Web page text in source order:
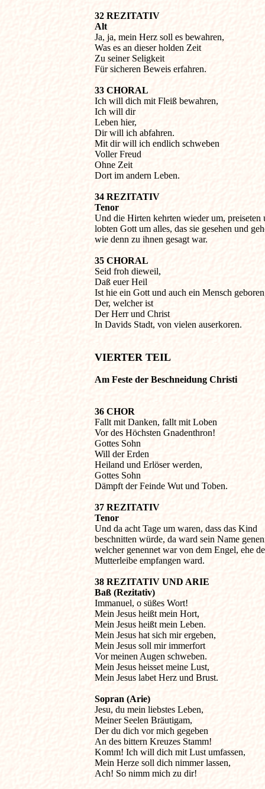
32 REZITATIV
Alt
Ja, ja, mein Herz soll es bewahren,
Was es an dieser holden Zeit
Zu seiner Seligkeit
Für sicheren Beweis erfahren.
33 CHORAL
Ich will dich mit Fleiß bewahren,
Ich will dir
Leben hier,
Dir will ich abfahren.
Mit dir will ich endlich schweben
Voller Freud
Ohne Zeit
Dort im andern Leben.
34 REZITATIV
Tenor
Und die Hirten kehrten wieder um, preiseten
lobten Gott um alles, das sie gesehen und
wie denn zu ihnen gesagt war.
35 CHORAL
Seid froh dieweil,
Daß euer Heil
Ist hie ein Gott und auch ein Mensch
Der, welcher ist
Der Herr und Christ
In Davids Stadt, von vielen auserkoren.
VIERTER TEIL
Am Feste der Beschneidung Christi
36 CHOR
Fallt mit Danken, fallt mit Loben
Vor des Höchsten Gnadenthron!
Gottes Sohn
Will der Erden
Heiland und Erlöser werden,
Gottes Sohn
Dämpft der Feinde Wut und Toben.
37 REZITATIV
Tenor
Und da acht Tage um waren, dass das Kind
beschnitten würde, da ward sein Name
welcher genennet war von dem Engel, ehe
Mutterleibe empfangen ward.
38 REZITATIV UND ARIE
Baß (Rezitativ)
Immanuel, o süßes Wort!
Mein Jesus heißt mein Hort,
Mein Jesus heißt mein Leben.
Mein Jesus hat sich mir ergeben,
Mein Jesus soll mir immerfort
Vor meinen Augen schweben.
Mein Jesus heisset meine Lust,
Mein Jesus labet Herz und Brust.
Sopran (Arie)
Jesu, du mein liebstes Leben,
Meiner Seelen Bräutigam,
Der du dich vor mich gegeben
An des bittern Kreuzes Stamm!
Komm! Ich will dich mit Lust umfassen,
Mein Herze soll dich nimmer lassen,
Ach! So nimm mich zu dir!